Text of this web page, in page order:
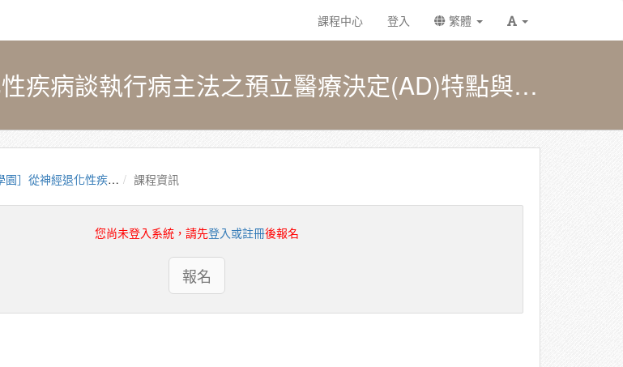
課程中心 登入 繁體
［衛生福利e學園］從神經退化性疾病談執行病主法之預立醫療決定(AD)特點與安寧療護經驗分享（PMOHW114100746）
法之預立醫療決定(AD)特點與安寧療護經驗分享（PMOHW114100746） 課程資訊
您尚未登入系統，請先登入或註冊後報名
報名